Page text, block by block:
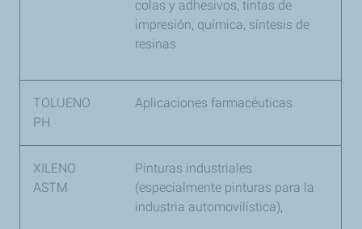
colas y adhesivos, tintas de
impresión, química, síntesis de
resinas
TOLUENO
PH
Aplicaciones farmacéuticas
XILENO
ASTM
Pinturas industriales
(especialmente pinturas para la
industria automovilística),